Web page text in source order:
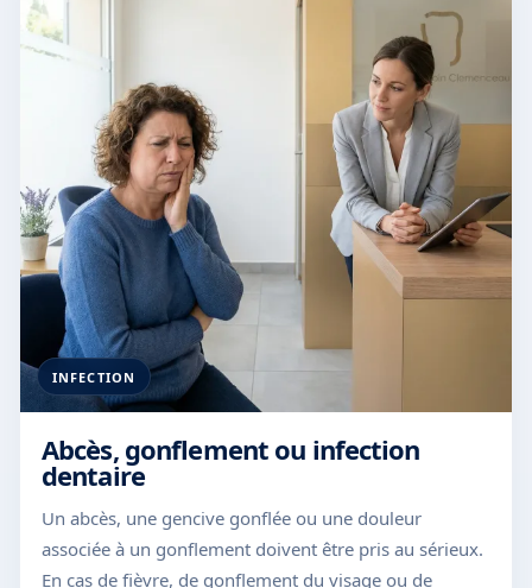
INFECTION
Abcès, gonflement ou infection
dentaire
Un abcès, une gencive gonflée ou une douleur
associée à un gonflement doivent être pris au sérieux.
En cas de fièvre, de gonflement du visage ou de